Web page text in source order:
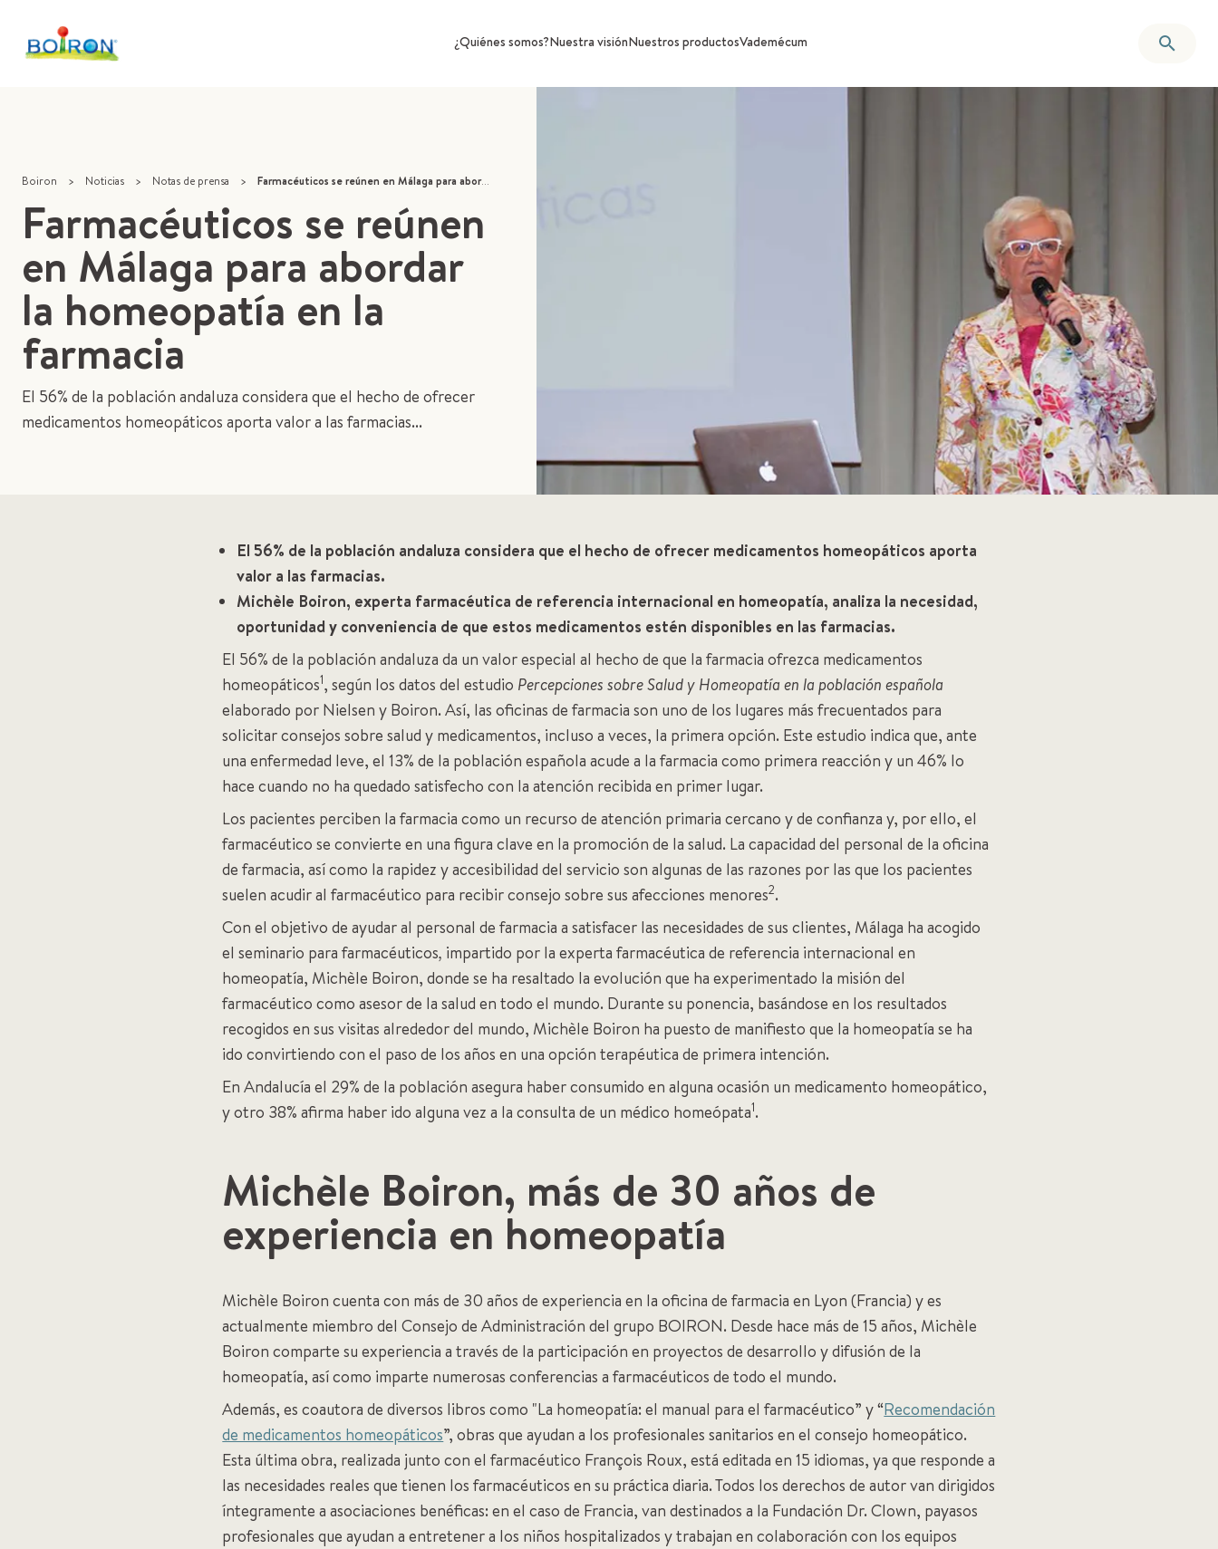
¿Quiénes somos?Nuestra visiónNuestros productosVademécum
Boiron > Noticias > Notas de prensa > Farmacéuticos se reúnen en Málaga para abordar la homeopatía en la farmacia
Farmacéuticos se reúnen
en Málaga para abordar
la homeopatía en la
farmacia
El 56% de la población andaluza considera que el hecho de ofrecer
medicamentos homeopáticos aporta valor a las farmacias...
El 56% de la población andaluza considera que el hecho de ofrecer medicamentos homeopáticos aporta
valor a las farmacias.
Michèle Boiron, experta farmacéutica de referencia internacional en homeopatía, analiza la necesidad,
oportunidad y conveniencia de que estos medicamentos estén disponibles en las farmacias.
El 56% de la población andaluza da un valor especial al hecho de que la farmacia ofrezca medicamentos
homeopáticos1, según los datos del estudio Percepciones sobre Salud y Homeopatía en la población española
elaborado por Nielsen y Boiron. Así, las oficinas de farmacia son uno de los lugares más frecuentados para
solicitar consejos sobre salud y medicamentos, incluso a veces, la primera opción. Este estudio indica que, ante
una enfermedad leve, el 13% de la población española acude a la farmacia como primera reacción y un 46% lo
hace cuando no ha quedado satisfecho con la atención recibida en primer lugar.
Los pacientes perciben la farmacia como un recurso de atención primaria cercano y de confianza y, por ello, el
farmacéutico se convierte en una figura clave en la promoción de la salud. La capacidad del personal de la oficina
de farmacia, así como la rapidez y accesibilidad del servicio son algunas de las razones por las que los pacientes
suelen acudir al farmacéutico para recibir consejo sobre sus afecciones menores2.
Con el objetivo de ayudar al personal de farmacia a satisfacer las necesidades de sus clientes, Málaga ha acogido
el seminario para farmacéuticos, impartido por la experta farmacéutica de referencia internacional en
homeopatía, Michèle Boiron, donde se ha resaltado la evolución que ha experimentado la misión del
farmacéutico como asesor de la salud en todo el mundo. Durante su ponencia, basándose en los resultados
recogidos en sus visitas alrededor del mundo, Michèle Boiron ha puesto de manifiesto que la homeopatía se ha
ido convirtiendo con el paso de los años en una opción terapéutica de primera intención.
En Andalucía el 29% de la población asegura haber consumido en alguna ocasión un medicamento homeopático,
y otro 38% afirma haber ido alguna vez a la consulta de un médico homeópata1.
Michèle Boiron, más de 30 años de
experiencia en homeopatía
Michèle Boiron cuenta con más de 30 años de experiencia en la oficina de farmacia en Lyon (Francia) y es
actualmente miembro del Consejo de Administración del grupo BOIRON. Desde hace más de 15 años, Michèle
Boiron comparte su experiencia a través de la participación en proyectos de desarrollo y difusión de la
homeopatía, así como imparte numerosas conferencias a farmacéuticos de todo el mundo.
Además, es coautora de diversos libros como "La homeopatía: el manual para el farmacéutico” y “Recomendación
de medicamentos homeopáticos”, obras que ayudan a los profesionales sanitarios en el consejo homeopático.
Esta última obra, realizada junto con el farmacéutico François Roux, está editada en 15 idiomas, ya que responde a
las necesidades reales que tienen los farmacéuticos en su práctica diaria. Todos los derechos de autor van dirigidos
íntegramente a asociaciones benéficas: en el caso de Francia, van destinados a la Fundación Dr. Clown, payasos
profesionales que ayudan a entretener a los niños hospitalizados y trabajan en colaboración con los equipos